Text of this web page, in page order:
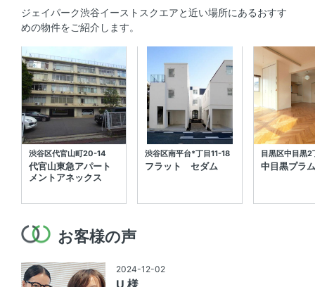
ジェイパーク渋谷イーストスクエアと近い場所にあるおすす
めの物件をご紹介します。
渋谷区代官山町20-14
代官山東急アパート
メントアネックス
渋谷区南平台*丁目11-18
フラット セダム
目黒区中目黒2
中目黒プラ
お客様の声
2024-12-02
U 様